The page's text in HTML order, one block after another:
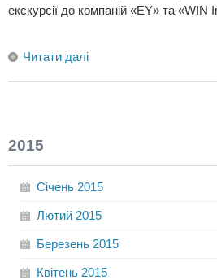
екскурсії до компаній «EY» та «WIN
Читати далі
2015
Січень 2015
Лютий 2015
Березень 2015
Квітень 2015